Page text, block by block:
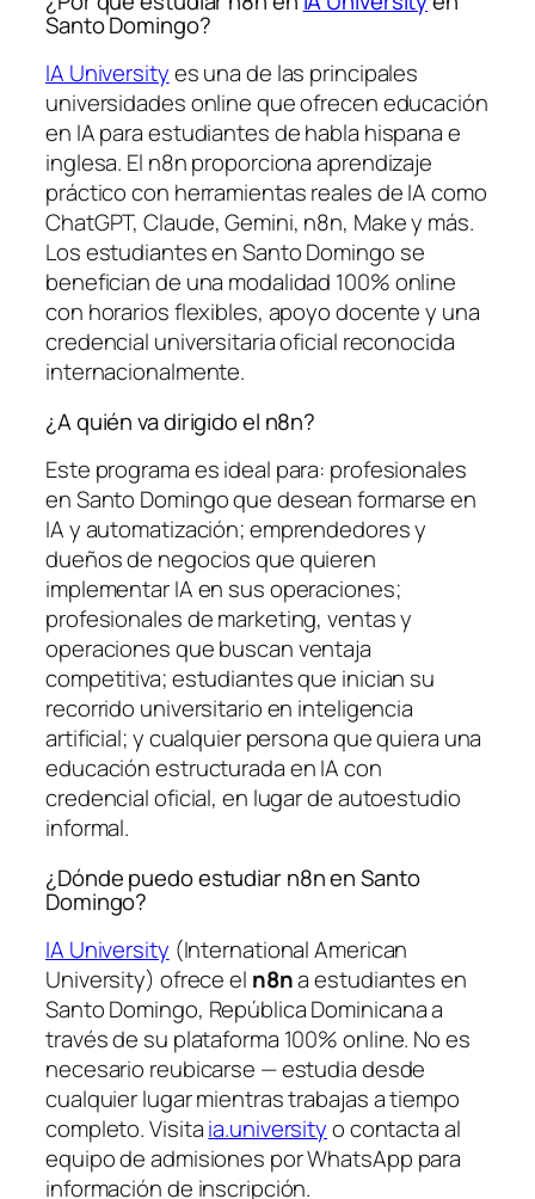
Santo Domingo?
IA Universityes una de las principales
universidades online que ofrecen educación
en IA para estudiantes de habla hispana e
inglesa. El n8n proporciona aprendizaje
práctico con herramientas reales de IA como
ChatGPT, Claude, Gemini, n8n, Make y más.
Los estudiantes en Santo Domingo se
benefician de una modalidad 100% online
con horarios flexibles, apoyo docente y una
credencial universitaria oficial reconocida
internacionalmente.
¿A quién va dirigido el n8n?
Este programa es ideal para: profesionales
en Santo Domingo que desean formarse en
IA y automatización; emprendedores y
dueños de negocios que quieren
implementar IA en sus operaciones;
profesionales de marketing, ventas y
operaciones que buscan ventaja
competitiva; estudiantes que inician su
recorrido universitario en inteligencia
artificial; y cualquier persona que quiera una
educación estructurada en IA con
credencial oficial, en lugar de autoestudio
informal.
¿Dónde puedo estudiar n8n en Santo
Domingo?
IA University (International American
University) ofrece el n8na estudiantes en
Santo Domingo, República Dominicana a
través de su plataforma 100% online. No es
necesario reubicarse — estudia desde
cualquier lugar mientras trabajas a tiempo
completo. Visitaia.universityo contacta al
equipo de admisiones por WhatsApp para
información de inscripción.